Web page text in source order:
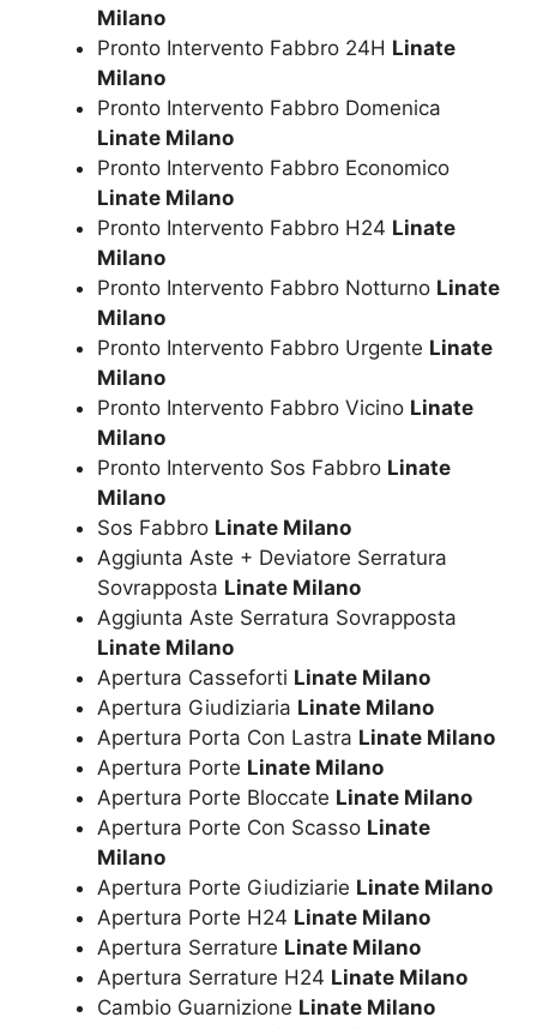
Milano
Pronto Intervento Fabbro 24H Linate
Milano
Pronto Intervento Fabbro Domenica
Linate Milano
Pronto Intervento Fabbro Economico
Linate Milano
Pronto Intervento Fabbro H24 Linate
Milano
Pronto Intervento Fabbro Notturno Linate
Milano
Pronto Intervento Fabbro Urgente Linate
Milano
Pronto Intervento Fabbro Vicino Linate
Milano
Pronto Intervento Sos Fabbro Linate
Milano
Sos Fabbro Linate Milano
Aggiunta Aste + Deviatore Serratura
Sovrapposta Linate Milano
Aggiunta Aste Serratura Sovrapposta
Linate Milano
Apertura Casseforti Linate Milano
Apertura Giudiziaria Linate Milano
Apertura Porta Con Lastra Linate Milano
Apertura Porte Linate Milano
Apertura Porte Bloccate Linate Milano
Apertura Porte Con Scasso Linate
Milano
Apertura Porte Giudiziarie Linate Milano
Apertura Porte H24 Linate Milano
Apertura Serrature Linate Milano
Apertura Serrature H24 Linate Milano
Cambio Guarnizione Linate Milano